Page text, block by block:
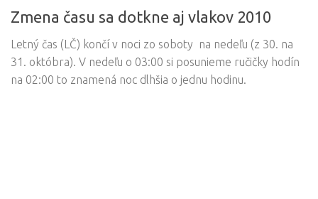
Zmena času sa dotkne aj vlakov 2010
Letný čas (LČ) končí v noci zo soboty na nedeľu (z 30. na
31. októbra). V nedeľu o 03:00 si posunieme ručičky hodín
na 02:00 to znamená noc dlhšia o jednu hodinu.